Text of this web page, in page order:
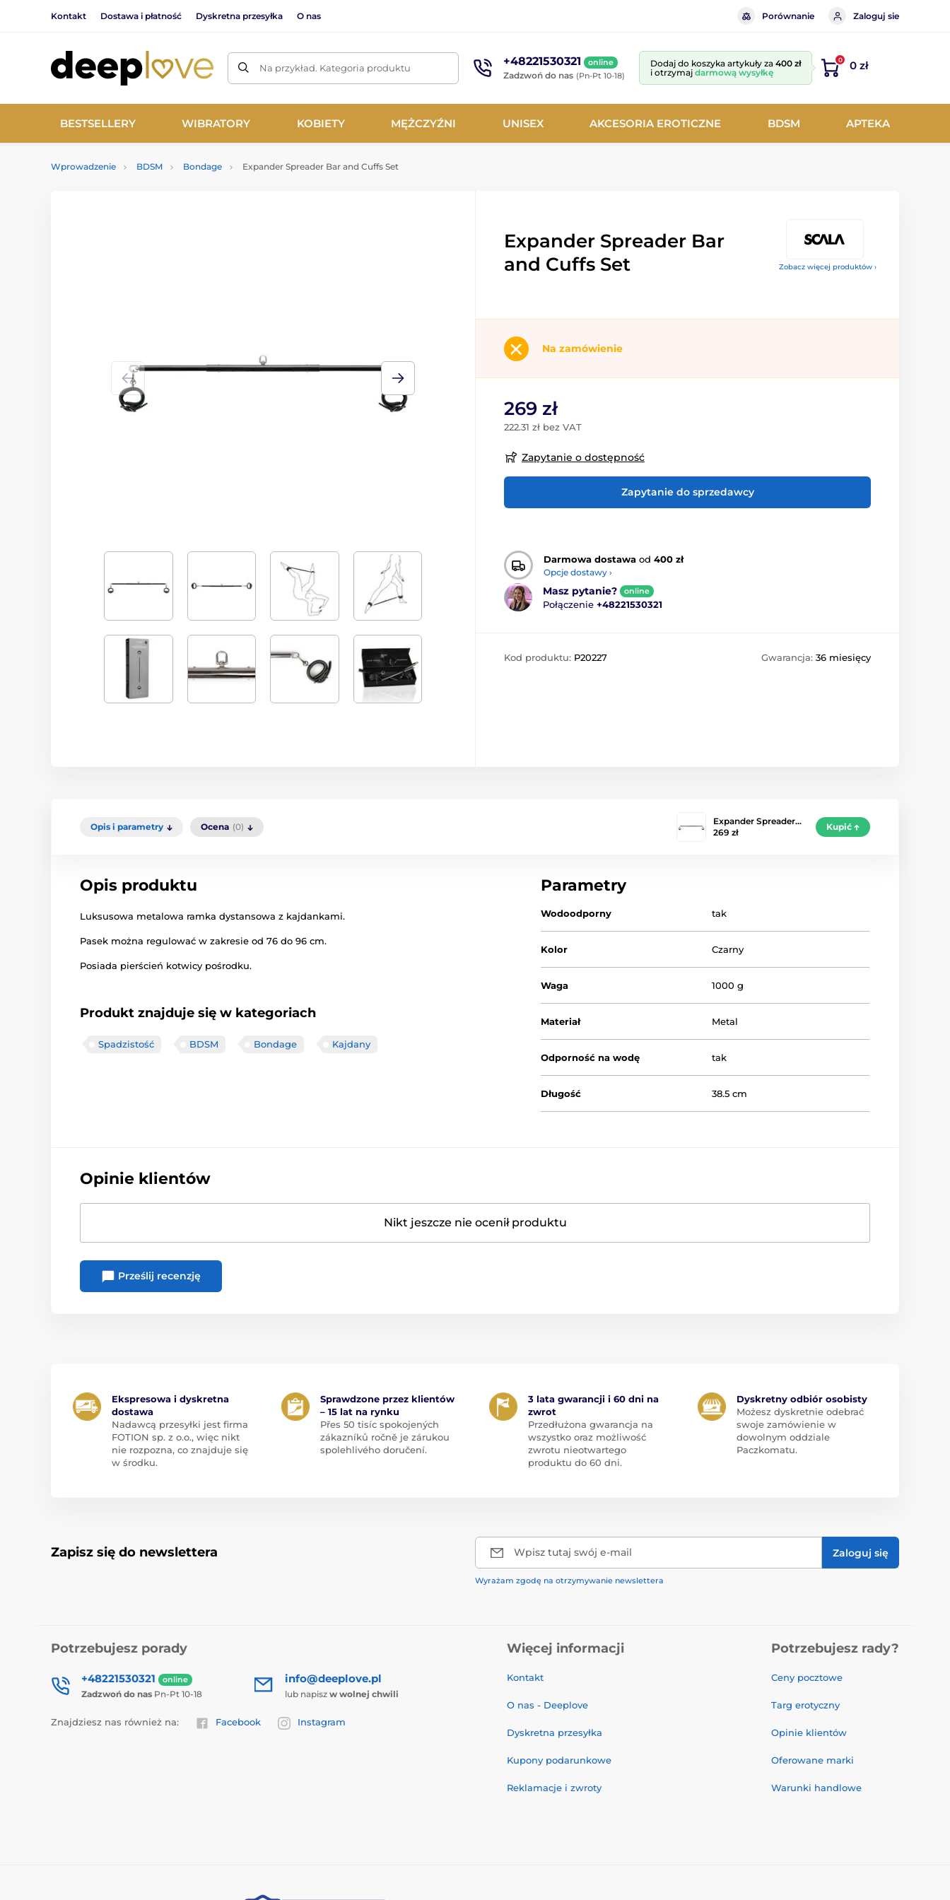
Kontakt Dostawa i płatność Dyskretna przesyłka O nas Porównanie Zaloguj sie
Na przykład. Kategoria produktu +48221530321 online
Zadzwoń do nas (Pn-Pt 10-18)
Dodaj do koszyka artykuły za 400 zł
i otrzymaj darmową wysyłkę
0 0 zł
BESTSELLERY WIBRATORY KOBIETY MĘŻCZYŹNI UNISEX AKCESORIA EROTICZNE BDSM APTEKA
Wprowadzenie BDSM Bondage Expander Spreader Bar and Cuffs Set
Zobacz więcej produktów ›
Expander Spreader Bar
and Cuffs Set
Na zamówienie
269 zł
222.31 zł bez VAT
Zapytanie o dostępność
Zapytanie do sprzedawcy
Darmowa dostawa od 400 zł
Opcje dostawy ›
Masz pytanie? online
Połączenie +48221530321
Kod produktu: P20227 Gwarancja: 36 miesięcy
Opis i parametry Ocena (0)
Expander Spreader…
269 zł
Kupić
Opis produktu
Luksusowa metalowa ramka dystansowa z kajdankami.
Pasek można regulować w zakresie od 76 do 96 cm.
Posiada pierścień kotwicy pośrodku.
Produkt znajduje się w kategoriach
Spadzistość BDSM Bondage Kajdany
Parametry
Wodoodporny tak
Kolor Czarny
Waga 1000 g
Materiał Metal
Odporność na wodę tak
Długość 38.5 cm
Opinie klientów
Nikt jeszcze nie ocenił produktu
Prześlij recenzję
Ekspresowa i dyskretna
dostawa
Nadawcą przesyłki jest firma
FOTION sp. z o.o., więc nikt
nie rozpozna, co znajduje się
w środku.
Sprawdzone przez klientów
– 15 lat na rynku
Přes 50 tisíc spokojených
zákazníků ročně je zárukou
spolehlivého doručení.
3 lata gwarancji i 60 dni na
zwrot
Przedłużona gwarancja na
wszystko oraz możliwość
zwrotu nieotwartego
produktu do 60 dni.
Dyskretny odbiór osobisty
Możesz dyskretnie odebrać
swoje zamówienie w
dowolnym oddziale
Paczkomatu.
Zapisz się do newslettera Wpisz tutaj swój e-mail Zaloguj się
Wyrażam zgodę na otrzymywanie newslettera
Potrzebujesz porady
+48221530321 online
Zadzwoń do nas Pn-Pt 10-18
info@deeplove.pl
lub napisz w wolnej chwili
Znajdziesz nas również na: Facebook Instagram
Więcej informacji
Kontakt
O nas - Deeplove
Dyskretna przesyłka
Kupony podarunkowe
Reklamacje i zwroty
Potrzebujesz rady?
Ceny pocztowe
Targ erotyczny
Opinie klientów
Oferowane marki
Warunki handlowe